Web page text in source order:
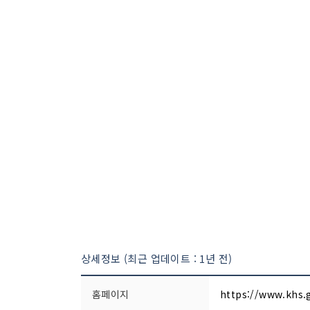
상세정보 (최근 업데이트 : 1년 전)
홈페이지 https://